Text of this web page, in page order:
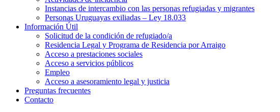
Instancias de intercambio con las personas refugiadas y migrantes​
Personas Uruguayas exiliadas – Ley 18.033
Información Útil
Solicitud de la condición de refugiado/a
Residencia Legal y Programa de Residencia por Arraigo
Acceso a prestaciones sociales
Acceso a servicios públicos
Empleo
Acceso a asesoramiento legal y justicia
Preguntas frecuentes
Contacto